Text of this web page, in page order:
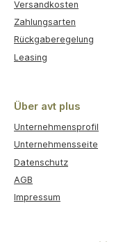
Versandkosten
Zahlungsarten
Rückgaberegelung
Leasing
Über avt plus
Unternehmensprofil
Unternehmensseite
Datenschutz
AGB
Impressum